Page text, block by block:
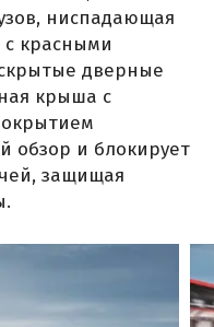
ниспадающая
красными
дверные
крыша с
обзор и блокирует
защищая